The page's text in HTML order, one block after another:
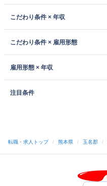
こだわり条件 × 年収
こだわり条件 × 雇用形態
雇用形態 × 年収
注目条件
転職・求人トップ / 熊本県 / 玉名郡 /